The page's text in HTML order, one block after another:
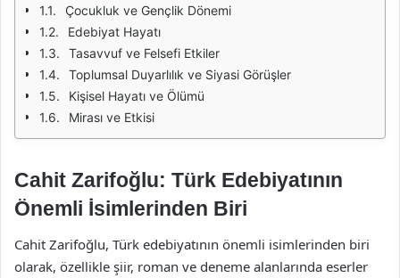
Çocukluk ve Gençlik Dönemi
Edebiyat Hayatı
Tasavvuf ve Felsefi Etkiler
Toplumsal Duyarlılık ve Siyasi Görüşler
Kişisel Hayatı ve Ölümü
Mirası ve Etkisi
Cahit Zarifoğlu: Türk Edebiyatının
Önemli İsimlerinden Biri
Cahit Zarifoğlu, Türk edebiyatının önemli isimlerinden biri
olarak, özellikle şiir, roman ve deneme alanlarında eserler